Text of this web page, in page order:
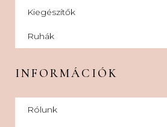
Kiegészítők
Ruhák
INFORMÁCIÓK
Rólunk